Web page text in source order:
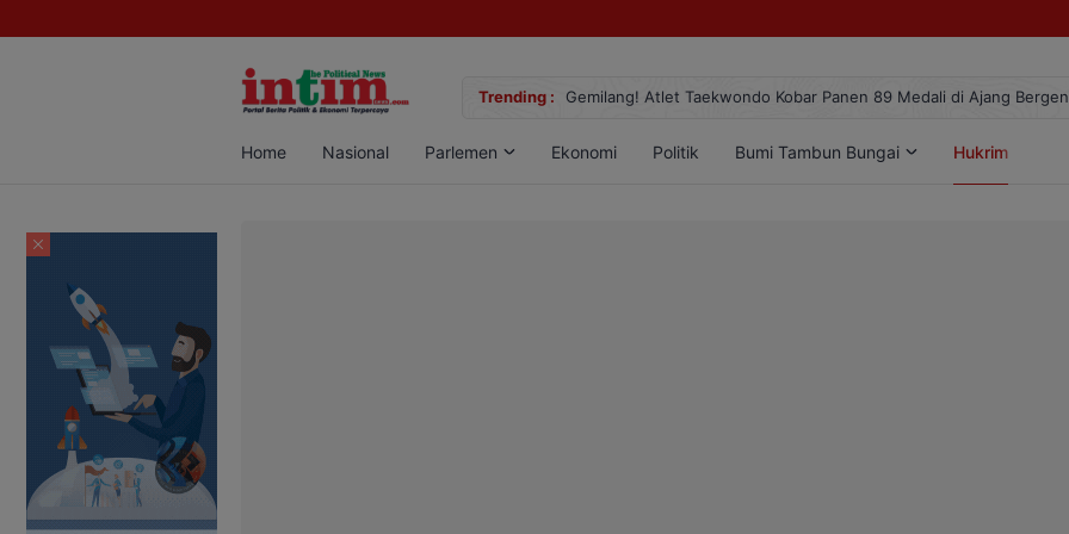
Trending :
Sabu di Pangkalan Bun, Dua Pelaku Diamankan Gemilang! Atlet Taekwondo Kobar Panen 89 Medali di Ajang
Home Nasional Parlemen Ekonomi Politik Bumi Tambun Bungai Hukrim